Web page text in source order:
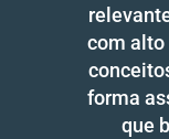
com alto
forma
que